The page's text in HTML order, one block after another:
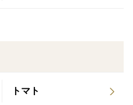
なりやすく、昼と夜の寒暖
トマト